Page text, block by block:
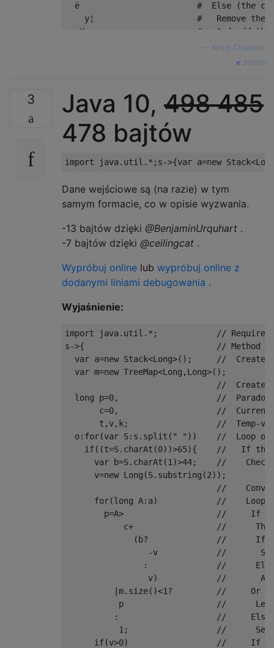
ë
#  Else (the
    y
¦
#   Remove the
   Y
#   And add
#   Store this
#   Check if
#    Push a 1
                   q
#    Stop the
    Y
®Ÿ
{
#   And then
®V #   And then
# (if we
Kevin Cruijssen
źródło
3 Java 10, 498485
478 bajtów
import java. util .*; s->{var a=new Stack<
Dane wejściowe są (na razie) w tym
samym formacie, co w opisie wyzwania.
-13 bajtów dzięki @BenjaminUrquhart .
-7 bajtów dzięki @ceilingcat .
Wypróbuj online lub wypróbuj online z
dodanymi liniami debugowania .
Wyjaśnienie:
import java. util .*;
// Required
s->{
// Method
  var a
=new Stack<Long>();
//  Create
  var m
=new TreeMap<Long , Long>();
//  Create
long p=0,
//
       c
=0,
//
       t
, v, k;
//  Temp-
  o
: for(var S: s . split ( " " ))
//  Loop
if((t=S. charAt (0))>65){
//   If the
      var b
=S. charAt (1 )>44;
//
      v
=new Long (S. substring (2));
//
for(long A: a)
//    Loop
        p
=A>
//     If an
            c
+
//      The
( b?
//      If we
-v
//
:
//      Else
                 v
)
//       Add
m. size()<1?
//     Or if
           p
//
:
//
1 ;
//      Set
if(v>0)
//     If the